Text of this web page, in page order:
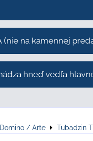
(nie na kamennej
hneď vedľa
/ Arte Tubadzin